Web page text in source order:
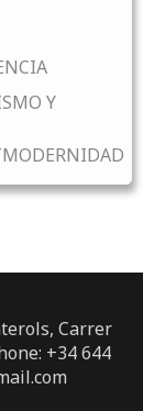
Y
Carrer
+34 644